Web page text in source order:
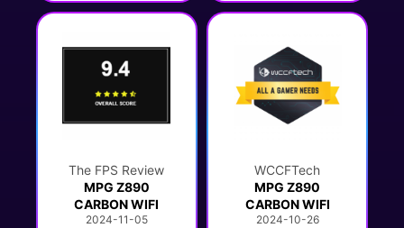
The FPS Review
MPG Z890
CARBON WIFI
2024-11-05
WCCFTech
MPG Z890
CARBON WIFI
2024-10-26